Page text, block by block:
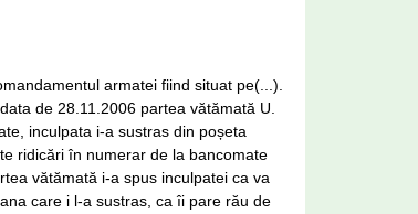
armatei fiind situat pe(...).
de 28.11.2006 partea vătămată U.
inculpata i-a sustras din poșeta
ridicări în numerar de la bancomate
vătămată i-a spus inculpatei ca va
care i l-a sustras, ca îi pare rău de